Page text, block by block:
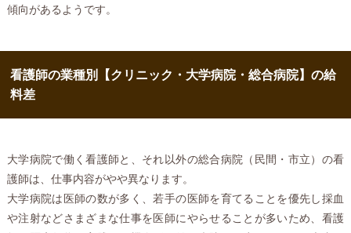
傾向があるようです。
看護師の業種別【クリニック・大学病院・総合病院】の給
料差
大学病院で働く看護師と、それ以外の総合病院（民間・市立）の看
護師は、仕事内容がやや異なります。
大学病院は医師の数が多く、若手の医師を育てることを優先し採血
や注射などさまざまな仕事を医師にやらせることが多いため、看護